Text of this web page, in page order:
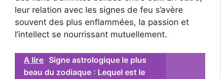
leur relation avec les signes de feu s’avère
souvent des plus enflammées, la passion et
l’intellect se nourrissant mutuellement.
A lire Signe astrologique le plus
beau du zodiaque : Lequel est le